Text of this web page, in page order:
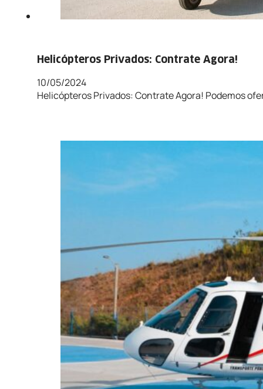
Helicópteros Privados: Contrate Agora!
10/05/2024
Helicópteros Privados: Contrate Agora! Podemos